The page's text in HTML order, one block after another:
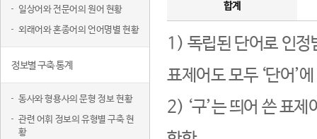
일상어와 전문어의 원어 현황
외래어와 혼종어의 언어명별 현황
정보별 구축 통계
동사와 형용사의 문형 정보 현황
관련 어휘 정보의 유형별 구축 현
황
합계
1) 독립된 단어로 인정
표제어도 모두 ‘단어’
2) ‘구’는 띄어 쓴 표